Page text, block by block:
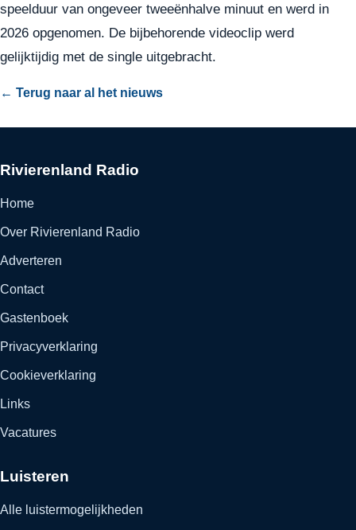
speelduur van ongeveer tweeënhalve minuut en werd in
2026 opgenomen. De bijbehorende videoclip werd
gelijktijdig met de single uitgebracht.
← Terug naar al het nieuws
Rivierenland Radio
Home
Over Rivierenland Radio
Adverteren
Contact
Gastenboek
Privacyverklaring
Cookieverklaring
Links
Vacatures
Luisteren
Alle luistermogelijkheden